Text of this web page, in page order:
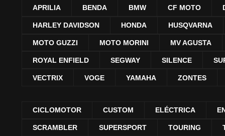
APRILIA BENDA BMW CF MOTO
HARLEY DAVIDSON HONDA HUSQVARNA
MOTO GUZZI MOTO MORINI MV AGUSTA
ROYAL ENFIELD SEGWAY SILENCE
VECTRIX VOGE YAMAHA ZONTES
CICLOMOTOR CUSTOM ELÉCTRICA
SCRAMBLER SUPERSPORT TOURING